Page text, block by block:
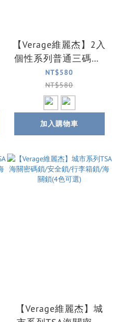
【Verage維麗杰】2入
個性系列普通三碼鎖/
安全鎖/行李箱鎖(2色
可選)
NT$580
NT$580
加入購物車
【Verage維麗杰】城